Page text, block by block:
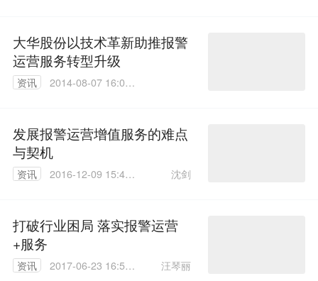
大华股份以技术革新助推报警
运营服务转型升级
资讯
2014-08-07 16:02:
发展报警运营增值服务的难点
与契机
资讯
2016-12-09 15:43:
沈剑
打破行业困局 落实报警运营
+服务
资讯
2017-06-23 16:50:
汪琴丽